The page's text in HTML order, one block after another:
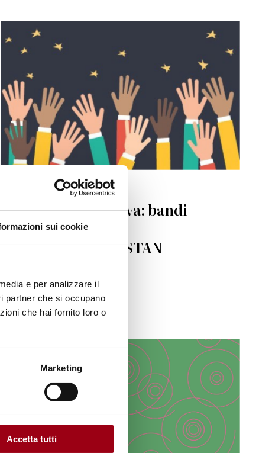
sui cookie
e per analizzare il
partner che si occupano
che hai fornito loro o
Marketing
Accetta tutti
EDUCAZIONE
Università di Padova: bandi
UNICORE e
UNIPD4AFGHANISTAN
30.05.2022
© Fondazione Imago Mundi